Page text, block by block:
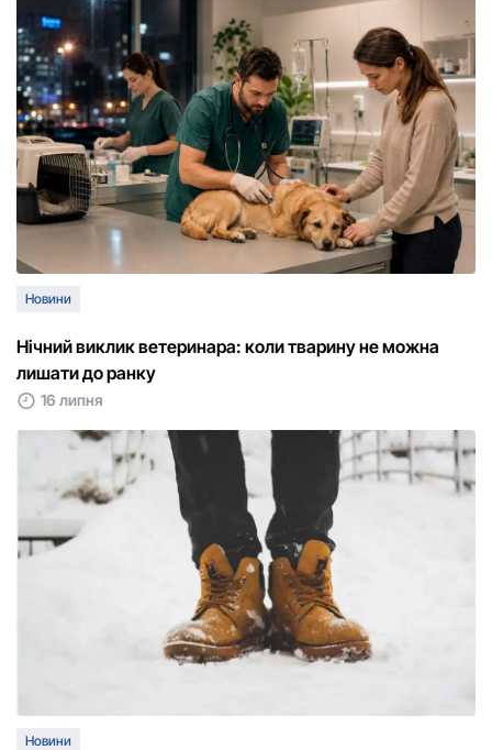
Новини
Нічний виклик ветеринара: коли тварину не можна
лишати до ранку
16 липня
Новини